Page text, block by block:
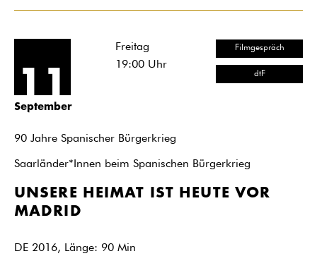
11
September
Freitag
19:00Uhr
Filmgespräch
dtF
90 Jahre Spanischer Bürgerkrieg
Saarländer*Innen beim Spanischen Bürgerkrieg
UNSERE HEIMAT IST HEUTE VOR
MADRID
DE 2016, Länge: 90 Min